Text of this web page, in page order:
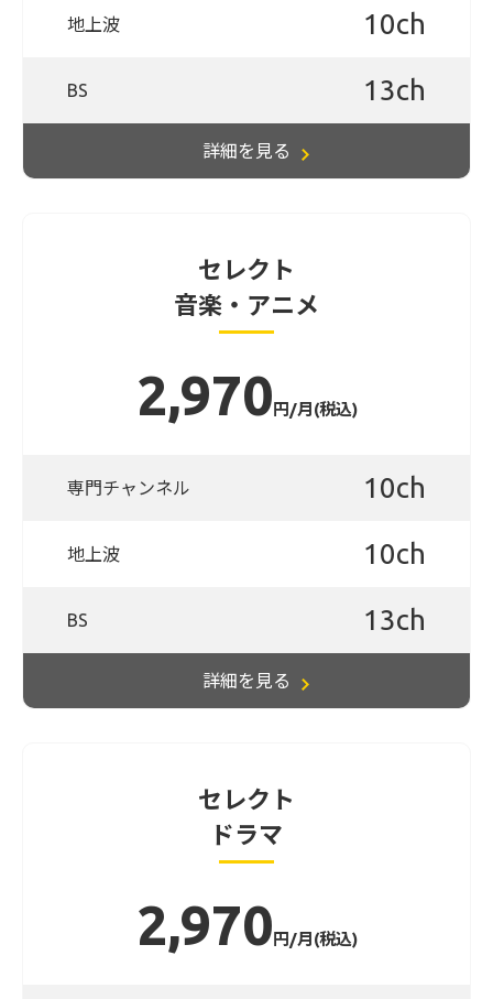
地上波 10ch
BS 13ch
詳細を見る
セレクト
音楽・アニメ
2,970 円/月(税込)
専門チャンネル 10ch
地上波 10ch
BS 13ch
詳細を見る
セレクト
ドラマ
2,970 円/月(税込)